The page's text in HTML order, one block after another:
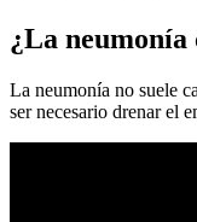
¿La neumonía
La neumonía no suele
ser necesario drenar el